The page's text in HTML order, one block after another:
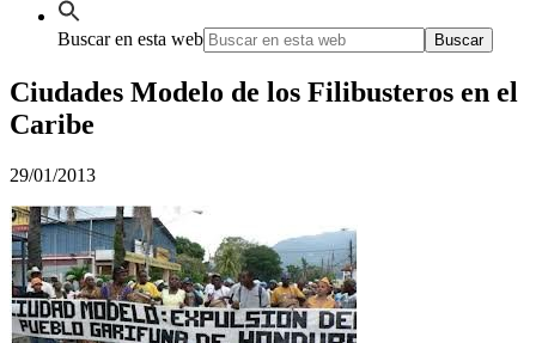
Buscar en esta web
Ciudades Modelo de los Filibusteros en el
Caribe
29/01/2013